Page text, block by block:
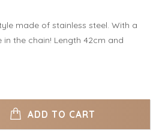
made of stainless steel. With a
the chain! Length 42cm and
ADD TO CART